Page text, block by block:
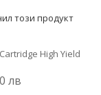
този продукт
High Yield
лв